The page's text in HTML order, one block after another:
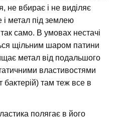
не вбирає і не виділяє
метал під землею
само. В умовах нестачі
щільним шаром патини
метал від подальшого
властивостями
бактерій) там теж все в
полягає в його